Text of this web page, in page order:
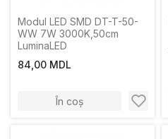
Modul LED SMD DT-T-50-
WW 7W 3000K,50cm
LuminaLED
84,00 MDL
În coș